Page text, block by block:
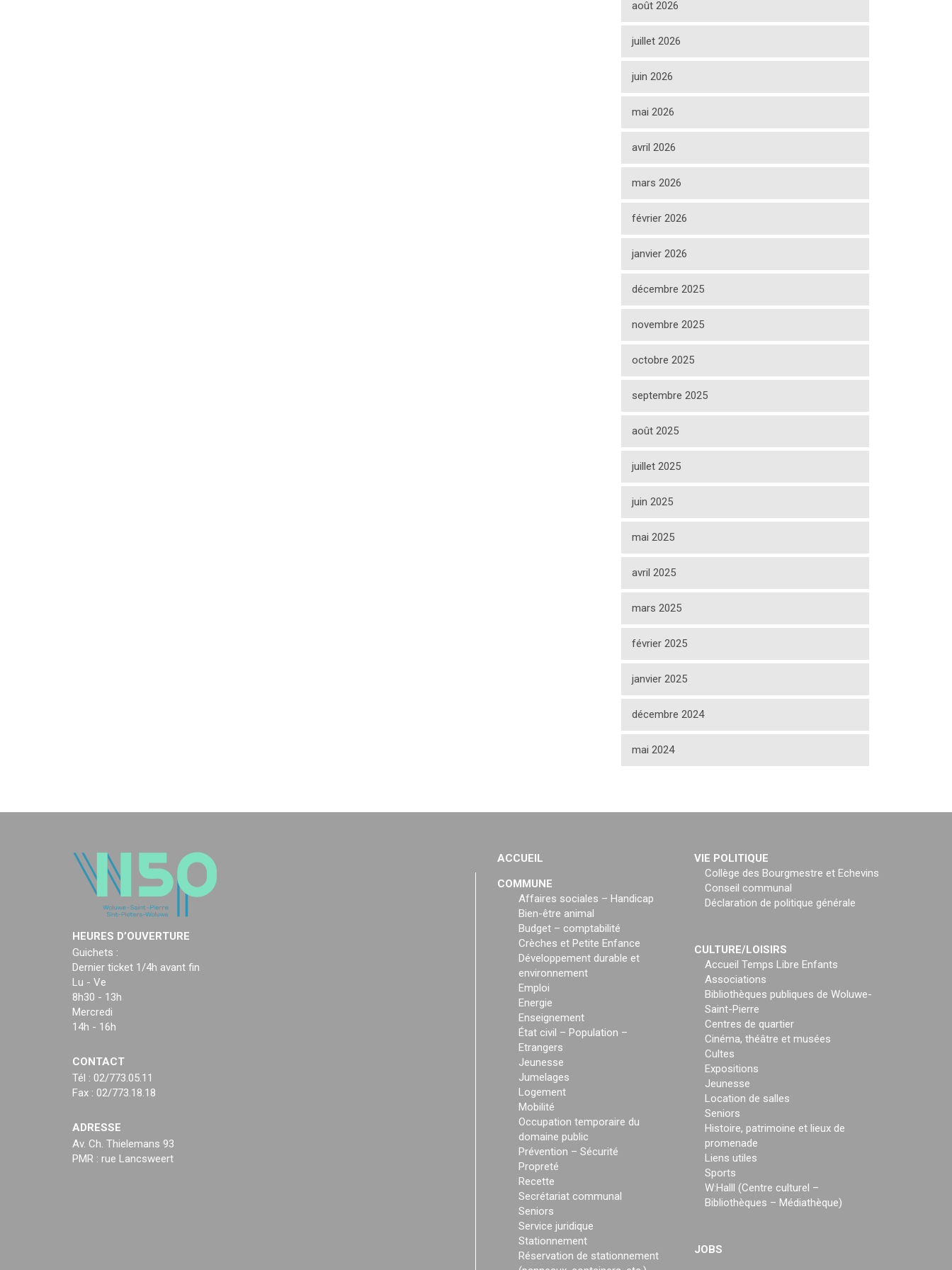
août 2026
juillet 2026
juin 2026
mai 2026
avril 2026
mars 2026
février 2026
janvier 2026
décembre 2025
novembre 2025
octobre 2025
septembre 2025
août 2025
juillet 2025
juin 2025
mai 2025
avril 2025
mars 2025
février 2025
janvier 2025
décembre 2024
mai 2024
HEURES D’OUVERTURE
Guichets :
Dernier ticket 1/4h avant fin
Lu - Ve
8h30 - 13h
Mercredi
14h - 16h
CONTACT
Tél : 02/773.05.11
Fax : 02/773.18.18
ADRESSE
Av. Ch. Thielemans 93
PMR : rue Lancsweert
ACCUEIL
COMMUNE
Affaires sociales – Handicap
Bien-être animal
Budget – comptabilité
Crèches et Petite Enfance
Développement durable et
environnement
Emploi
Energie
Enseignement
État civil – Population –
Etrangers
Jeunesse
Jumelages
Logement
Mobilité
Occupation temporaire du
domaine public
Prévention – Sécurité
Propreté
Recette
Secrétariat communal
Seniors
Service juridique
Stationnement
Réservation de stationnement
VIE POLITIQUE
Collège des Bourgmestre et Echevins
Conseil communal
Déclaration de politique générale
CULTURE/LOISIRS
Accueil Temps Libre Enfants
Associations
Bibliothèques publiques de Woluwe-
Saint-Pierre
Centres de quartier
Cinéma, théâtre et musées
Cultes
Expositions
Jeunesse
Location de salles
Seniors
Histoire, patrimoine et lieux de
promenade
Liens utiles
Sports
W:Halll (Centre culturel –
Bibliothèques – Médiathèque)
JOBS